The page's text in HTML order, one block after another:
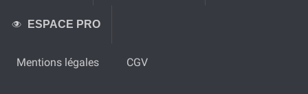
ESPACE PRO
Mentions légales CGV